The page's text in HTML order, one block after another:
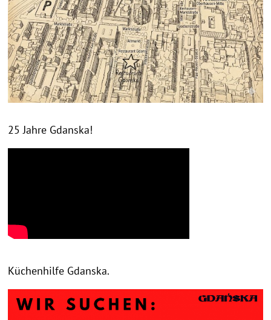
25 Jahre Gdanska!
Küchenhilfe Gdanska.